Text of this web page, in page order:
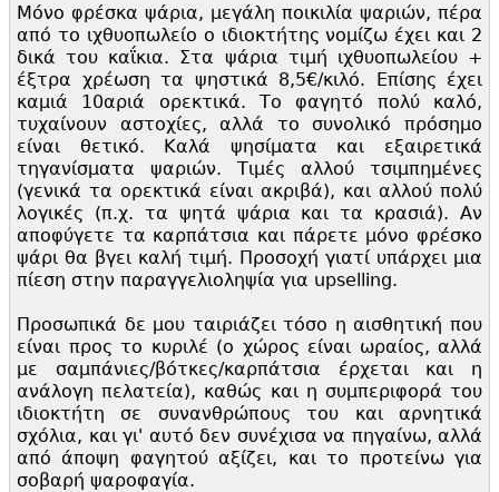
Μόνο φρέσκα ψάρια, μεγάλη ποικιλία ψαριών, πέρα
από το ιχθυοπωλείο ο ιδιοκτήτης νομίζω έχει και 2
δικά του καΐκια. Στα ψάρια τιμή ιχθυοπωλείου +
έξτρα χρέωση τα ψηστικά 8,5€/κιλό. Επίσης έχει
καμιά 10αριά ορεκτικά. Το φαγητό πολύ καλό,
τυχαίνουν αστοχίες, αλλά το συνολικό πρόσημο
είναι θετικό. Καλά ψησίματα και εξαιρετικά
τηγανίσματα ψαριών. Τιμές αλλού τσιμπημένες
(γενικά τα ορεκτικά είναι ακριβά), και αλλού πολύ
λογικές (π.χ. τα ψητά ψάρια και τα κρασιά). Αν
αποφύγετε τα καρπάτσια και πάρετε μόνο φρέσκο
ψάρι θα βγει καλή τιμή. Προσοχή γιατί υπάρχει μια
πίεση στην παραγγελιοληψία για upselling.
Προσωπικά δε μου ταιριάζει τόσο η αισθητική που
είναι προς το κυριλέ (ο χώρος είναι ωραίος, αλλά
με σαμπάνιες/βότκες/καρπάτσια έρχεται και η
ανάλογη πελατεία), καθώς και η συμπεριφορά του
ιδιοκτήτη σε συνανθρώπους του και αρνητικά
σχόλια, και γι' αυτό δεν συνέχισα να πηγαίνω, αλλά
από άποψη φαγητού αξίζει, και το προτείνω για
σοβαρή ψαροφαγία.